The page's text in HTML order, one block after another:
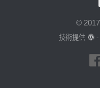
©
技術提供 -